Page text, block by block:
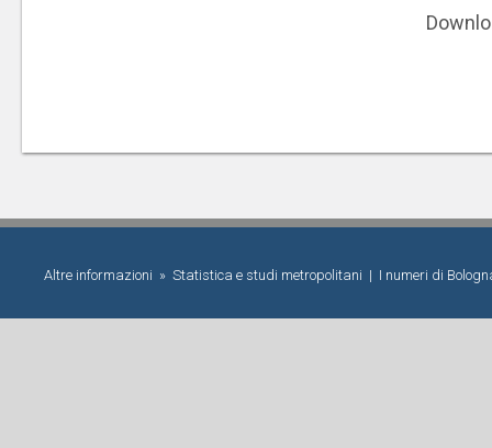
Altre informazioni » Statistica e studi metropolitani | I numeri di